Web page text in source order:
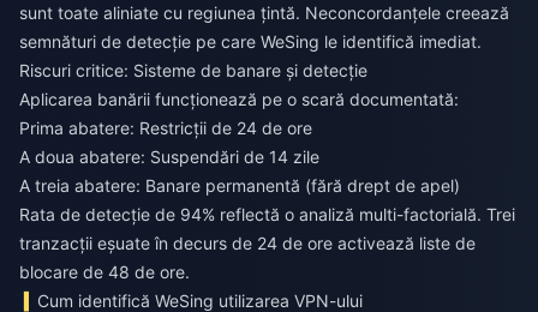
sunt toate aliniate cu regiunea țintă. Neconcordanțele creează
semnături de detecție pe care WeSing le identifică imediat.
Riscuri critice: Sisteme de banare și detecție
Aplicarea banării funcționează pe o scară documentată:
Prima abatere: Restricții de 24 de ore
A doua abatere: Suspendări de 14 zile
A treia abatere: Banare permanentă (fără drept de apel)
Rata de detecție de 94% reflectă o analiză multi-factorială. Trei
tranzacții eșuate în decurs de 24 de ore activează liste de
blocare de 48 de ore.
Cum identifică WeSing utilizarea VPN-ului